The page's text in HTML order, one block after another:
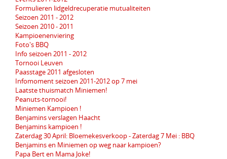
Formulieren lidgeldrecuperatie mutualiteiten
Seizoen 2011 - 2012
Seizoen 2010 - 2011
Kampioenenviering
Foto's BBQ
Info seizoen 2011 - 2012
Tornooi Leuven
Paasstage 2011 afgesloten
Infomoment seizoen 2011-2012 op 7 mei
Laatste thuismatch Miniemen!
Peanuts-tornooi!
Miniemen Kampioen !
Benjamins verslagen Haacht
Benjamins kampioen !
Zaterdag 30 April: Bloemekesverkoop - Zaterdag 7 Mei : BBQ
Benjamins en Miniemen op weg naar kampioen?
Papa Bert en Mama Joke!